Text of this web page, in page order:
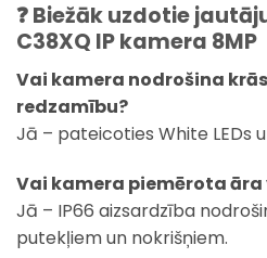
❓ Biežāk uzdotie
C38XQ IP kamera 8MP
Vai kamera nodrošina
redzamību?
Jā – pateicoties White LEDs
Vai kamera piemērota āra
Jā – IP66 aizsardzība
putekļiem un nokrišņiem.